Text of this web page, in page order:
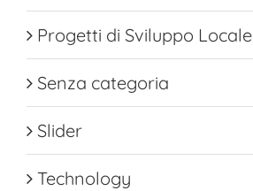
Progetti di Sviluppo Locale
Senza categoria
Slider
Technology